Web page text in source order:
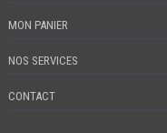
MON PANIER
NOS SERVICES
CONTACT